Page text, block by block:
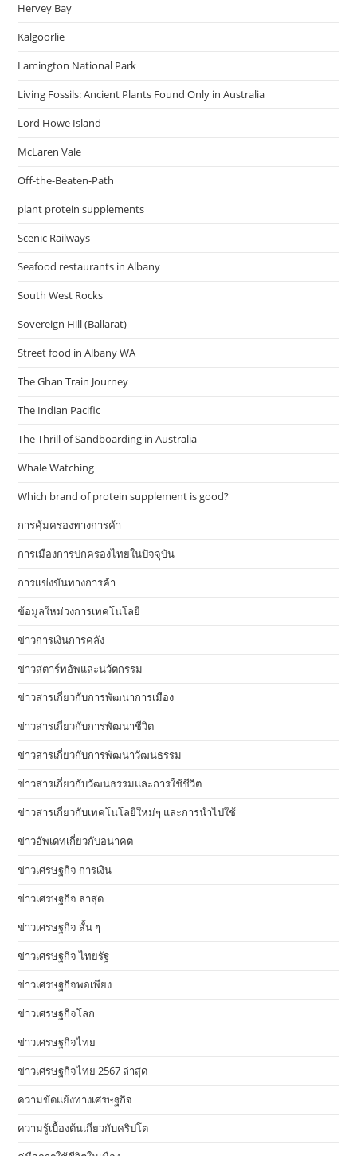
Hervey Bay
Kalgoorlie
Lamington National Park
Living Fossils: Ancient Plants Found Only in Australia
Lord Howe Island
McLaren Vale
Off-the-Beaten-Path
plant protein supplements
Scenic Railways
Seafood restaurants in Albany
South West Rocks
Sovereign Hill (Ballarat)
Street food in Albany WA
The Ghan Train Journey
The Indian Pacific
The Thrill of Sandboarding in Australia
Whale Watching
Which brand of protein supplement is good?
การคุ้มครองทางการค้า
การเมืองการปกครองไทยในปัจจุบัน
การแข่งขันทางการค้า
ข้อมูลใหม่วงการเทคโนโลยี
ข่าวการเงินการคลัง
ข่าวสตาร์ทอัพและนวัตกรรม
ข่าวสารเกี่ยวกับการพัฒนาการเมือง
ข่าวสารเกี่ยวกับการพัฒนาชีวิต
ข่าวสารเกี่ยวกับการพัฒนาวัฒนธรรม
ข่าวสารเกี่ยวกับวัฒนธรรมและการใช้ชีวิต
ข่าวสารเกี่ยวกับเทคโนโลยีใหม่ๆ และการนำไปใช้
ข่าวอัพเดทเกี่ยวกับอนาคต
ข่าวเศรษฐกิจ การเงิน
ข่าวเศรษฐกิจ ล่าสุด
ข่าวเศรษฐกิจ สั้น ๆ
ข่าวเศรษฐกิจ ไทยรัฐ
ข่าวเศรษฐกิจพอเพียง
ข่าวเศรษฐกิจโลก
ข่าวเศรษฐกิจไทย
ข่าวเศรษฐกิจไทย 2567 ล่าสุด
ความขัดแย้งทางเศรษฐกิจ
ความรู้เบื้องต้นเกี่ยวกับคริปโต